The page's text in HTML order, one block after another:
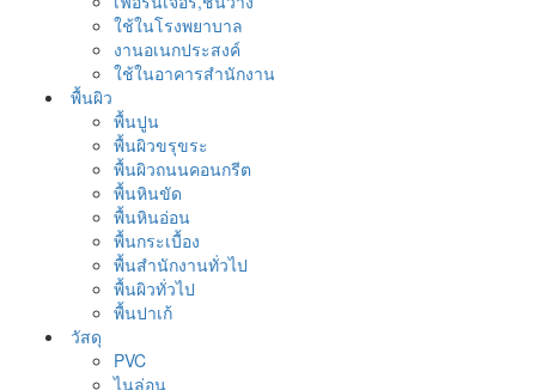
ใช้ในโรงพยาบาล
งานอเนกประสงค์
ใช้ในอาคารสำนักงาน
พื้นผิว
พื้นปูน
พื้นผิวขรุขระ
พื้นผิวถนนคอนกรีต
พื้นหินขัด
พื้นหินอ่อน
พื้นกระเบื้อง
พื้นสำนักงานทั่วไป
พื้นผิวทั่วไป
พื้นปาเก้
วัสดุ
PVC
ไนล่อน